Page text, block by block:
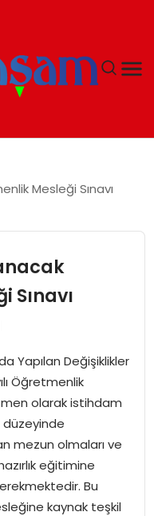
Mesleği Sınavı
Sınavı
Yapılan Değişiklikler
Öğretmenlik
olarak istihdam
düzeyinde
mezun olmaları ve
eğitimine
Bu
kaynak teşkil